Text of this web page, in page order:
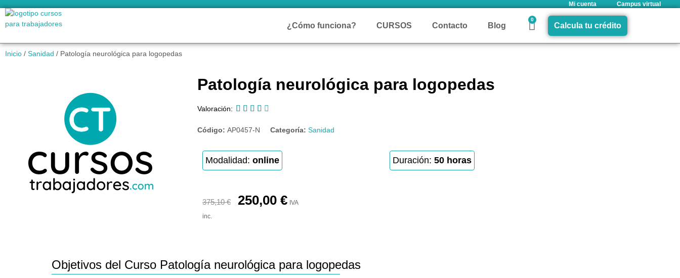
Mi cuenta Campus virtual
¿Cómo funciona? CURSOS Contacto Blog
0
Calcula tu crédito
Inicio / Sanidad / Patología neurológica para logopedas
Patología neurológica para logopedas
Valoración:     
Código: AP0457-N Categoría: Sanidad
Modalidad: online Duración: 50 horas
375,10€ 250,00 € IVA
inc.
Objetivos del Curso Patología neurológica para logopedas